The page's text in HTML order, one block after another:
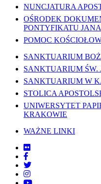
NUNCJATURA
OŚRODEK
PONTYFIKATU
POMOC
SANKTUARIUM
SANKTUARIUM ŚW.
SANKTUARIUM W
STOLICA
UNIWERSYTET
KRAKOWIE
WAŻNE LINKI